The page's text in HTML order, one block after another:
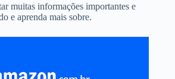
muitas informações importantes e
e aprenda mais sobre.